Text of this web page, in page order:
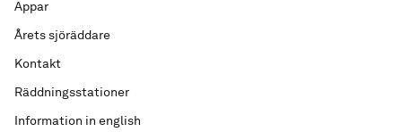
Appar
Årets sjöräddare
Kontakt
Räddningsstationer
Information in english